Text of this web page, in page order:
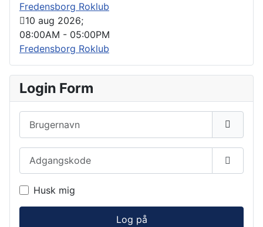
Fredensborg Roklub
10 aug 2026;
08:00AM - 05:00PM
Fredensborg Roklub
Login Form
Vis
Husk mig
Log på